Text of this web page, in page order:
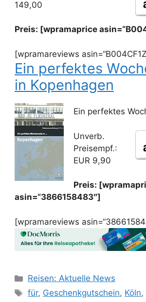
149,00
Preis: [wpramaprice
[wpramareviews
Ein perfektes
in Kopenhagen
Ein perfektes
Unverb.
Preisempf.:
EUR 9,90
Preis:
asin=“3866158483″]
[wpramareviews
Kategorien
Reisen: Aktuelle News
Schlagwörter
für, Geschenkgutschein, Köln,